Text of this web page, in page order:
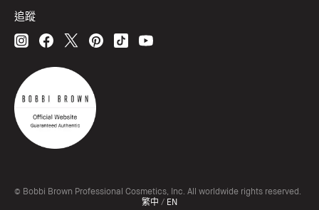
追蹤
© Bobbi Brown Professional Cosmetics, Inc. All worldwide rights reserved.
繁中 / EN